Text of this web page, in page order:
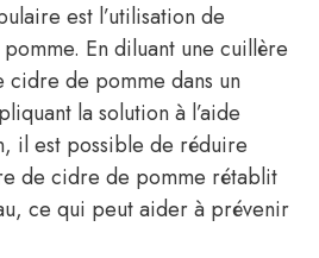
est l’utilisation de
En diluant une cuillère
de pomme dans un
la solution à l’aide
il est possible de réduire
de cidre de pomme rétablit
ce qui peut aider à prévenir